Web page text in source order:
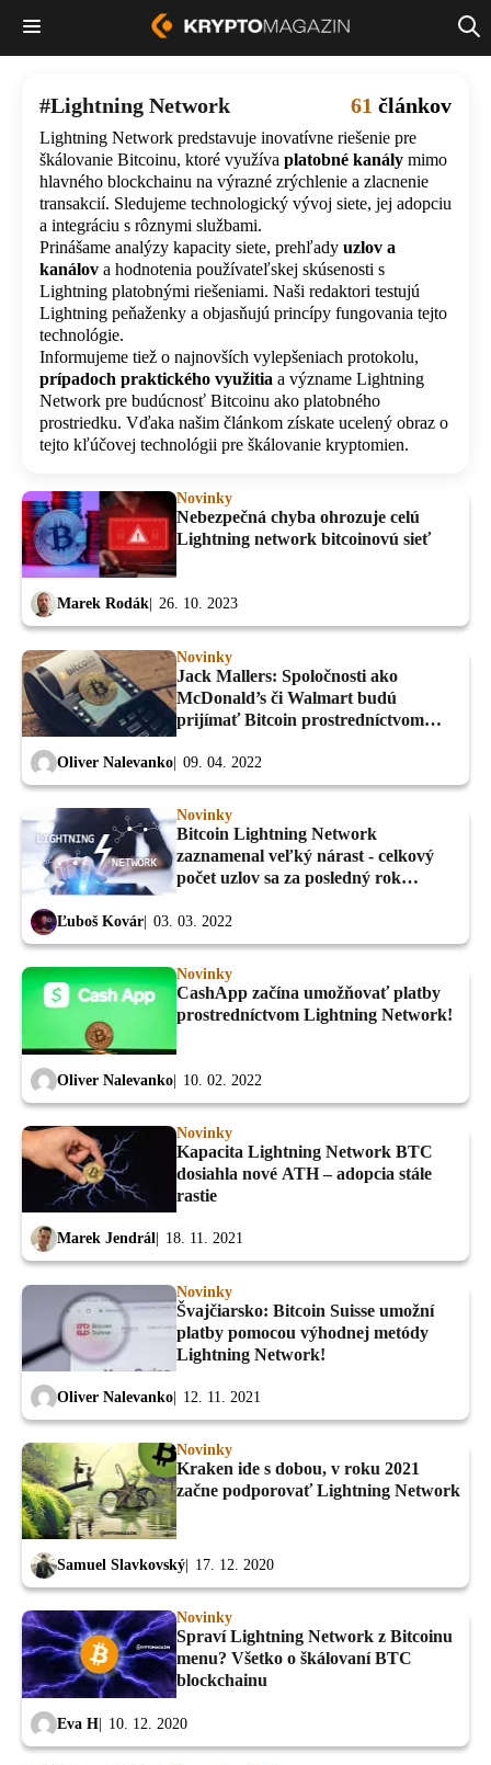
Lightning Network 61 článkov
Lightning Network predstavuje inovatívne riešenie pre
škálovanie Bitcoinu, ktoré využíva platobné kanály mimo
hlavného blockchainu na výrazné zrýchlenie a zlacnenie
transakcií. Sledujeme technologický vývoj siete, jej adopciu
a integráciu s rôznymi službami.
Prinášame analýzy kapacity siete, prehľady uzlov a
kanálov a hodnotenia používateľskej skúsenosti s
Lightning platobnými riešeniami. Naši redaktori testujú
Lightning peňaženky a objasňujú princípy fungovania tejto
technológie.
Informujeme tiež o najnovších vylepšeniach protokolu,
prípadoch praktického využitia a význame Lightning
Network pre budúcnosť Bitcoinu ako platobného
prostriedku. Vďaka našim článkom získate ucelený obraz o
tejto kľúčovej technológii pre škálovanie kryptomien.
Novinky
Nebezpečná chyba ohrozuje celú
Lightning network bitcoinovú sieť
Marek Rodák 26. 10. 2023
Novinky
Jack Mallers: Spoločnosti ako
McDonald’s či Walmart budú
prijímať Bitcoin prostredníctvom
Oliver Nalevanko 09. 04. 2022
Novinky
Bitcoin Lightning Network
zaznamenal veľký nárast - celkový
počet uzlov sa za posledný rok
Ľuboš Kovár 03. 03. 2022
Novinky
CashApp začína umožňovať platby
prostredníctvom Lightning Network!
Oliver Nalevanko 10. 02. 2022
Novinky
Kapacita Lightning Network BTC
dosiahla nové ATH – adopcia stále
rastie
Marek Jendrál 18. 11. 2021
Novinky
Švajčiarsko: Bitcoin Suisse umožní
platby pomocou výhodnej metódy
Lightning Network!
Oliver Nalevanko 12. 11. 2021
Novinky
Kraken ide s dobou, v roku 2021
začne podporovať Lightning Network
Samuel Slavkovský 17. 12. 2020
Novinky
Spraví Lightning Network z Bitcoinu
menu? Všetko o škálovaní BTC
blockchainu
Eva H 10. 12. 2020